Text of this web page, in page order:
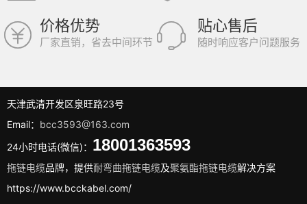
价格优势
厂家直销，省去中间环节
贴心售后
随时响应客户问题服务
天津武清开发区泉旺路23号
Email： bcc3593@163.com
24小时电话(微信)： 18001363593
拖链电缆品牌，提供耐弯曲拖链电缆及聚氨酯拖链电缆解决方案
https://www.bcckabel.com/